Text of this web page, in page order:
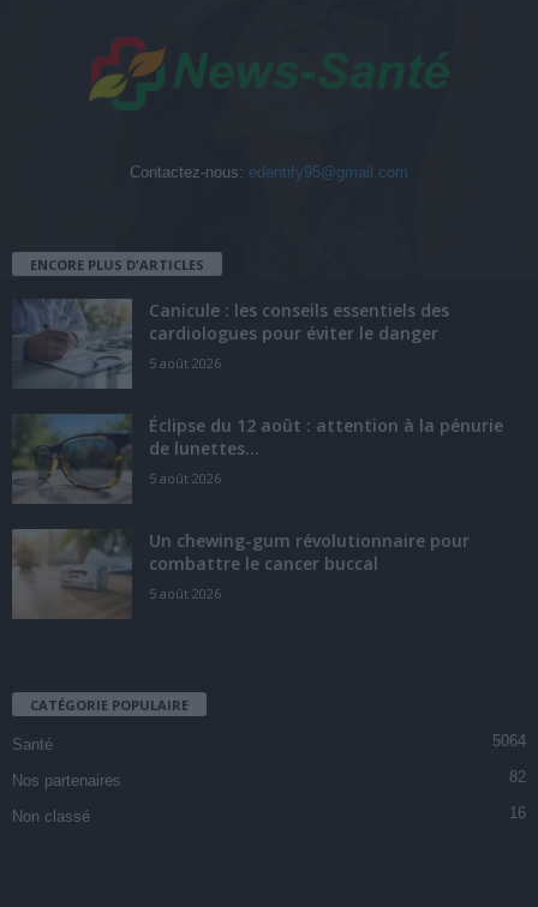
Contactez-nous: edentify95@gmail.com
ENCORE PLUS D'ARTICLES
Canicule : les conseils essentiels des
cardiologues pour éviter le danger
5 août 2026
Éclipse du 12 août : attention à la pénurie
de lunettes...
5 août 2026
Un chewing-gum révolutionnaire pour
combattre le cancer buccal
5 août 2026
CATÉGORIE POPULAIRE
Santé 5064
Nos partenaires 82
Non classé 16